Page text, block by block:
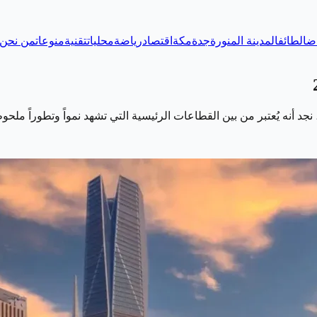
الطائفالمدينة المنورةجدةمكة اقتصادرياضةمحلياتتقنيةمنوعاتمن نحن
أنه يُعتبر من بين القطاعات الرئيسية التي تشهد نمواً وتطوراً